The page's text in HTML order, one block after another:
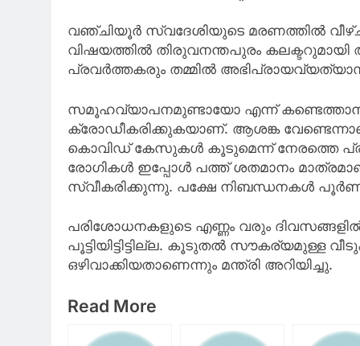
വഞ്ചിയൂർ സ്വദേശിയുടെ മരണത്തിൽ വീഴ്ച
വിഷയത്തിൽ തിരുവനന്തപുരം
പ്രവർത്തകരും തമ്മിൽ
സമൂഹവ്യാപനമുണ്ടായോ എന്ന്
ക്രോഡീകരിക്കുകയാണ്. ആശങ്ക
കൊവിഡ് കേസുകൾ കൂടുമെന്ന് നേരത്തെ
രോഗികൾ ഇപ്പോൾ പത്ത് ശതമാനം
സ്വീകരിക്കുന്നു. പക്ഷേ നിബന്ധനകൾ
പരിശോധനകളുടെ എണ്ണം വരും ദിവസങ്ങളിൽ
പൂട്ടിയിട്ടിട്ടില്ല. കൂടുതൽ സൗകര്യമുള്ള
ഒഴിവാക്കിയതാണെന്നും മന്ത്രി അറിയിച്ചു.
Read More